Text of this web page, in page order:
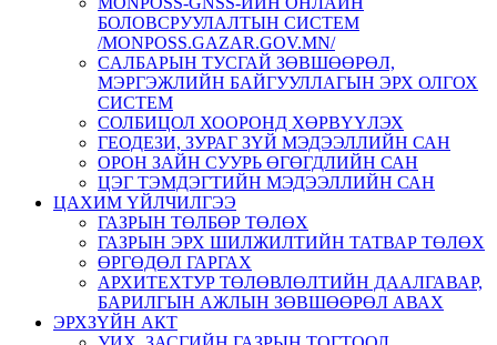
БОЛОВСРУУЛАЛТЫН СИСТЕМ
/MONPOSS.GAZAR.GOV.MN/
CАЛБАРЫН ТУСГАЙ ЗӨВШӨӨРӨЛ,
МЭРГЭЖЛИЙН БАЙГУУЛЛАГЫН ЭРХ ОЛГОХ
СИСТЕМ
СОЛБИЦОЛ ХООРОНД ХӨРВҮҮЛЭХ
ГЕОДЕЗИ, ЗУРАГ ЗҮЙ МЭДЭЭЛЛИЙН САН
ОРОН ЗАЙН СУУРЬ ӨГӨГДЛИЙН САН
ЦЭГ ТЭМДЭГТИЙН МЭДЭЭЛЛИЙН САН
ЦАХИМ ҮЙЛЧИЛГЭЭ
ГАЗРЫН ТӨЛБӨР ТӨЛӨХ
ГАЗРЫН ЭРХ ШИЛЖИЛТИЙН ТАТВАР ТӨЛӨХ
ӨРГӨДӨЛ ГАРГАХ
АРХИТЕХТУР ТӨЛӨВЛӨЛТИЙН ДААЛГАВАР,
БАРИЛГЫН АЖЛЫН ЗӨВШӨӨРӨЛ АВАХ
ЭРХЗҮЙН АКТ